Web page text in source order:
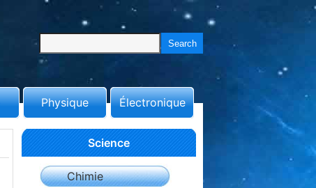
Physique Électronique
Science
Chimie